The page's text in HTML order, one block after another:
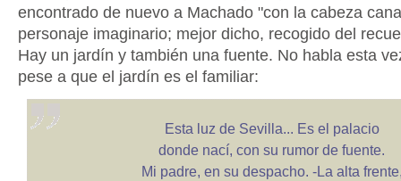
encontrado de nuevo a Machado "con la cabeza
personaje imaginario; mejor dicho, recogido del
Hay un jardín y también una fuente. No habla esta
pese a que el jardín es el familiar:
Esta luz de Sevilla... Es el palacio
donde nací, con su rumor de fuente.
Mi padre, en su despacho. -La alta